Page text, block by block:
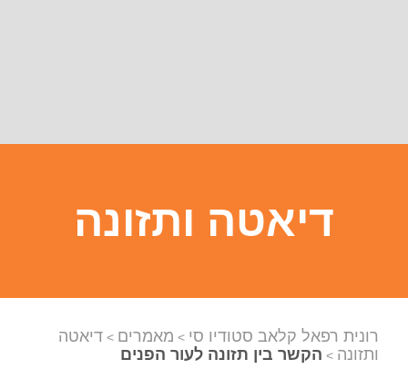
דיאטה ותזונה
רונית רפאל קלאב סטודיו סי > מאמרים > דיאטה
ותזונה > הקשר בין תזונה לעור הפנים